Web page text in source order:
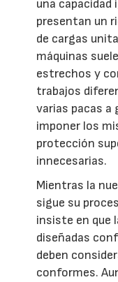
una capacidad
presentan un
de cargas
máquinas
estrechos y
trabajos
varias pacas a
imponer los
protección
innecesarias.
Mientras la
sigue su
insiste en que
diseñadas
deben
conformes.